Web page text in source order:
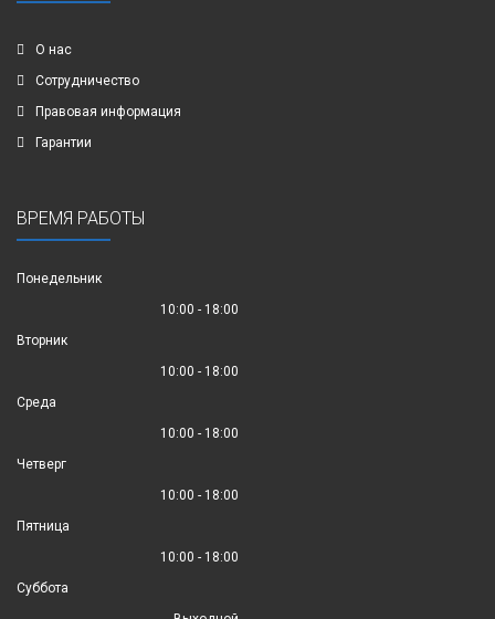
О нас
Сотрудничество
Правовая информация
Гарантии
ВРЕМЯ РАБОТЫ
Понедельник
10:00 - 18:00
Вторник
10:00 - 18:00
Среда
10:00 - 18:00
Четверг
10:00 - 18:00
Пятница
10:00 - 18:00
Суббота